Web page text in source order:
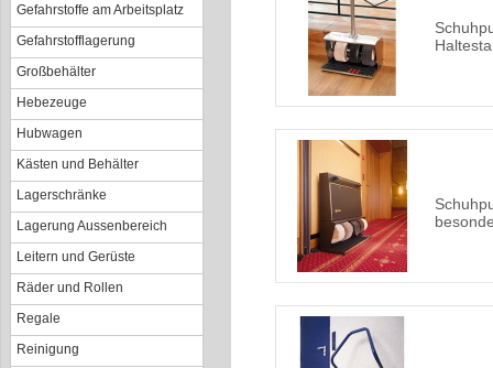
Gefahrstoffe am Arbeitsplatz
Gefahrstofflagerung
Großbehälter
Hebezeuge
Hubwagen
Kästen und Behälter
Lagerschränke
Lagerung Aussenbereich
Leitern und Gerüste
Räder und Rollen
Regale
Reinigung